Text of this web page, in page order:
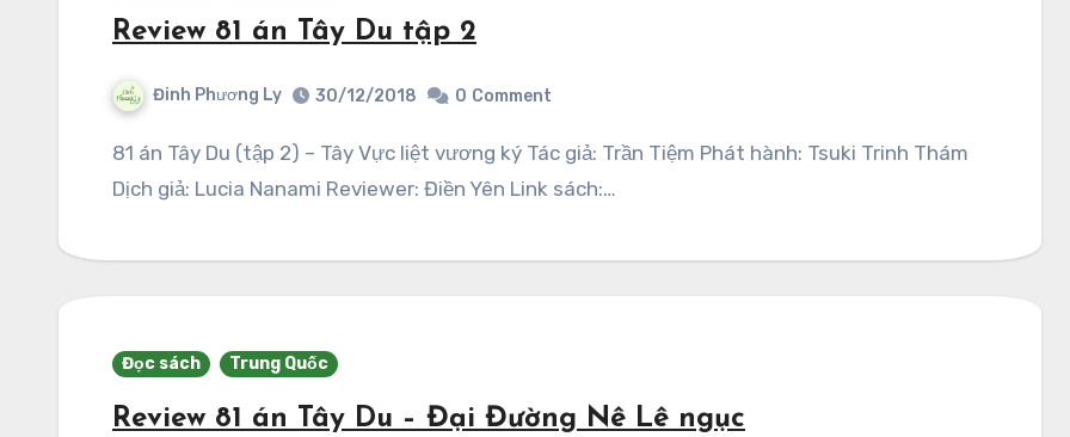
Review 81 án Tây Du tập 2
Đinh Phương Ly 30/12/2018 0 Comment
81 án Tây Du (tập 2) – Tây Vực liệt vương ký Tác giả: Trần Tiệm Phát hành: Tsuki Trinh Thám
Dịch giả: Lucia Nanami Reviewer: Điền Yên Link sách:…
Đọc sách Trung Quốc
Review 81 án Tây Du – Đại Đường Nê Lê ngục